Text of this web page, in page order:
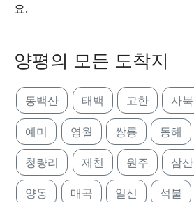
요.
양평의 모든 도착지
동백산 태백 고한 사북
예미 영월 쌍룡 동해
청량리 제천 원주 삼산
양동 매곡 일신 석불